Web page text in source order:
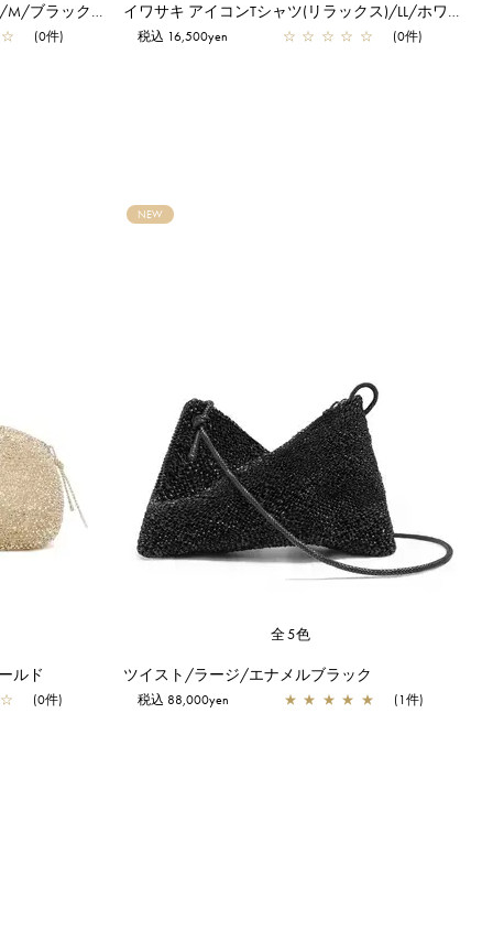
イワサキ アイコンTシャツ(タイト)/M/ブラック【一部店舗先行販売商品】
☆ (0件)
イワサキ アイコンTシャツ(リラックス)/LL/ホワイト【一部店舗先行販売商品】
税込 16,500yen ☆ ☆ ☆ ☆ ☆ (0件)
ルド
☆ (0件)
NEW
全5色
ツイスト/ラージ/エナメルブラック
税込 88,000yen ★ ★ ★ ★ ★ (1件)